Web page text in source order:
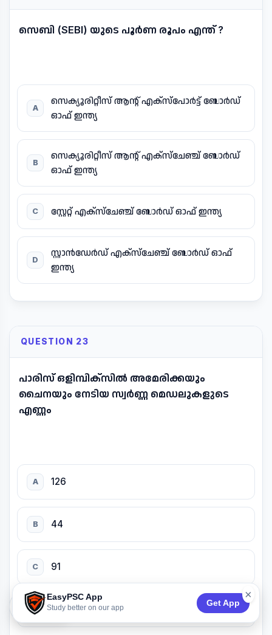
EasyPSC App
Study better on our app
Get App
×
74:53
സെബി (SEBI) യുടെ പൂർണ രൂപം എന്ത് ?
A
സെക്യൂരിറ്റീസ് ആന്റ് എക്സ്പോർട്ട് ബോർഡ്
ഓഫ് ഇന്ത്യ
B
സെക്യൂരിറ്റീസ് ആന്റ് എക്സ്‌ചേഞ്ച് ബോർഡ്
ഓഫ് ഇന്ത്യ
C സ്റ്റേറ്റ് എക്സ്ചേഞ്ച് ബോർഡ് ഓഫ് ഇന്ത്യ
D
സ്റ്റാൻഡേർഡ് എക്സ്ചേഞ്ച് ബോർഡ് ഓഫ്
ഇന്ത്യ
QUESTION 23
പാരിസ് ഒളിമ്പിക്സിൽ അമേരിക്കയും
ചൈനയും നേടിയ സ്വർണ്ണ മെഡലുകളുടെ
എണ്ണം
A 126
B 44
C 91
D 40